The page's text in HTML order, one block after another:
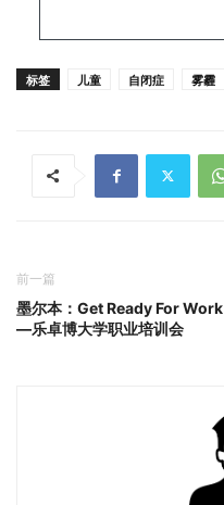
标签 儿童 自闭症 雾霾
前一篇
墨尔本：Get Ready For Work
—乐卓博大学职业培训会